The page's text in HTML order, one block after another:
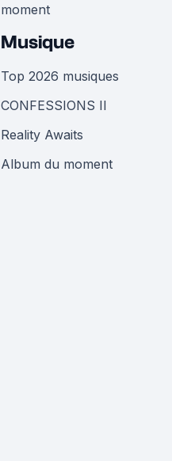
moment
Musique
Top 2026 musiques
CONFESSIONS II
Reality Awaits
Album du moment